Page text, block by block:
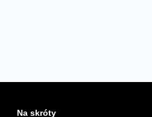
Na skróty